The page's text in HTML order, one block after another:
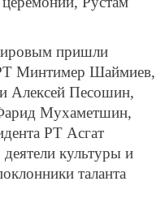
пришли
Минтимер Шаймиев,
Алексей Песошин,
Мухаметшин,
РТ Асгат
культуры и
таланта